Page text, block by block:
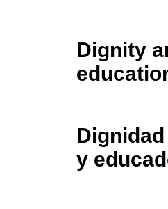
Dignity
y